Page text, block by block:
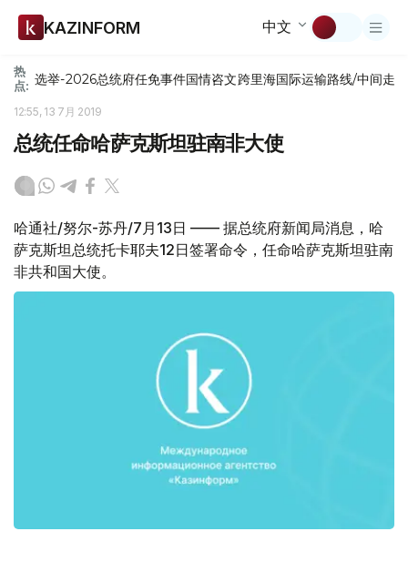
KAZINFORM 中文
热
点: 选举-2026总统府任免事件国情咨文跨里海国际运输路线/中间走廊
12:55, 13 7月 2019
总统任命哈萨克斯坦驻南非大使
哈通社/努尔-苏丹/7月13日 —— 据总统府新闻局消息，哈
萨克斯坦总统托卡耶夫12日签署命令，任命哈萨克斯坦驻南
非共和国大使。